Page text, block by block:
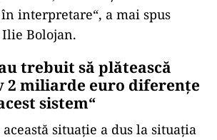
interpretare“, a mai spus
Bolojan.
trebuit să plătească
miliarde euro diferențe
sistem“
această situație a dus la situația